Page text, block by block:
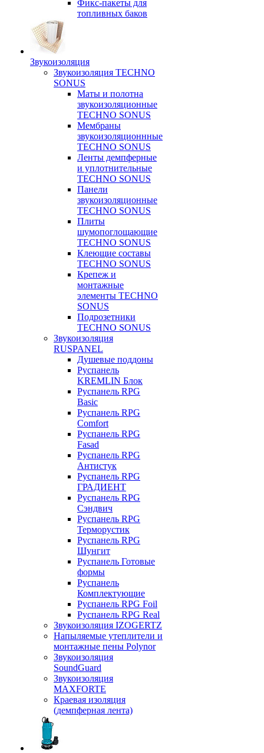
Фикс-пакеты для
топливных баков
Звукоизоляция
Звукоизоляция TECHNO
SONUS
Маты и полотна
звукоизоляционные
TECHNO SONUS
Мембраны
звукоизоляционнные
TECHNO SONUS
Ленты демпферные
и уплотнительные
TECHNO SONUS
Панели
звукоизоляционные
TECHNO SONUS
Плиты
шумопоглощающие
TECHNO SONUS
Клеющие составы
TECHNO SONUS
Крепеж и
монтажные
элементы TECHNO
SONUS
Подрозетники
TECHNO SONUS
Звукоизоляция
RUSPANEL
Душевые поддоны
Руспанель
KREMLIN Блок
Руспанель RPG
Basic
Руспанель RPG
Comfort
Руспанель RPG
Fasad
Руспанель RPG
Антистук
Руспанель RPG
ГРАДИЕНТ
Руспанель RPG
Сэндвич
Руспанель RPG
Терморустик
Руспанель RPG
Шунгит
Руспанель Готовые
формы
Руспанель
Комплектующие
Руспанель RPG Foil
Руспанель RPG Real
Звукоизоляция IZOGERTZ
Напыляемые утеплители и
монтажные пены Polynor
Звукоизоляция
SoundGuard
Звукоизоляция
MAXFORTE
Краевая изоляция
(демпферная лента)